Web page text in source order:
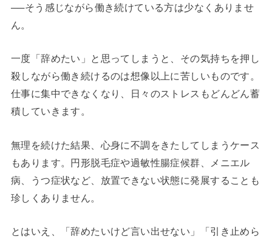
──そう感じながら働き続けている方は少なくありませ
ん。
一度「辞めたい」と思ってしまうと、その気持ちを押し
殺しながら働き続けるのは想像以上に苦しいものです。
仕事に集中できなくなり、日々のストレスもどんどん蓄
積していきます。
無理を続けた結果、心身に不調をきたしてしまうケース
もあります。円形脱毛症や過敏性腸症候群、メニエル
病、うつ症状など、放置できない状態に発展することも
珍しくありません。
とはいえ、「辞めたいけど言い出せない」「引き止めら